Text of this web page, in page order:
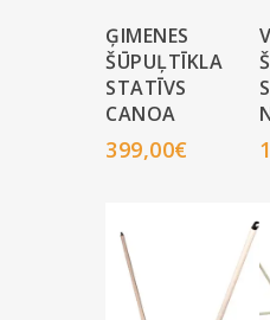
ĢIMENES
ŠŪPUĻTĪKLA
STATĪVS
CANOA
399,00€